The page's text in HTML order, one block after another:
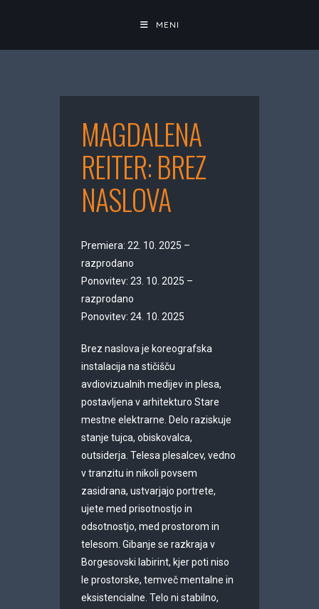
MENI
MAGDALENA
REITER: BREZ
NASLOVA
Premiera: 22. 10. 2025 –
razprodano
Ponovitev: 23. 10. 2025 –
razprodano
Ponovitev: 24. 10. 2025
Brez naslova je koreografska
instalacija na stičišču
avdiovizualnih medijev in plesa,
postavljena v arhitekturo Stare
mestne elektrarne. Delo raziskuje
stanje tujca, obiskovalca,
outsiderja. Telesa plesalcev, vedno
v tranzitu in nikoli povsem
zasidrana, ustvarjajo portrete,
ujete med prisotnostjo in
odsotnostjo, med prostorom in
telesom. Gibanje se razkraja v
Borgesovski labirint, kjer poti niso
le prostorske, temveč mentalne in
eksistencialne. Telo ni stabilno,